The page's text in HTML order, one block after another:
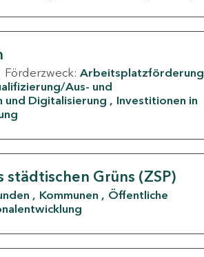
Förderzweck: Arbeitsplatzförderung
Aus- und
und Digitalisierung
Investitionen in
Grüns (ZSP)
Kommunen
Öffentliche